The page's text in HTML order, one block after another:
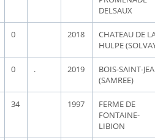
DELSAUX
0 2018
CHATEAU DE
HULPE
0 . 2019
BOIS-SAINT-
(SAMREE)
34 1997
FERME DE
FONTAINE-
LIBION